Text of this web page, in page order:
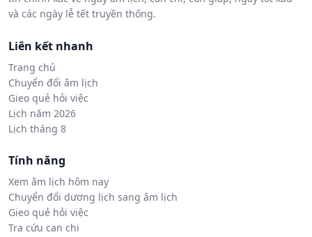
và các ngày lễ tết truyền thống.
Liên kết nhanh
Trang chủ
Chuyển đổi âm lịch
Gieo quẻ hỏi việc
Lịch năm 2026
Lịch tháng 8
Tính năng
Xem âm lịch hôm nay
Chuyển đổi dương lịch sang âm lịch
Gieo quẻ hỏi việc
Tra cứu can chi